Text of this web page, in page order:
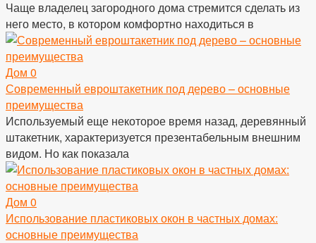
Чаще владелец загородного дома стремится сделать из
него место, в котором комфортно находиться в
Дом 0
Современный евроштакетник под дерево – основные
преимущества
Используемый еще некоторое время назад, деревянный
штакетник, характеризуется презентабельным внешним
видом. Но как показала
Дом 0
Использование пластиковых окон в частных домах:
основные преимущества